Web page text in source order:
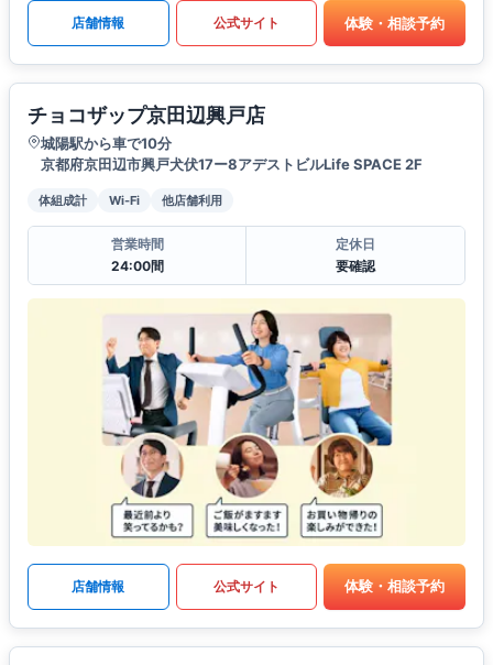
店舗情報 公式サイト 体験・相談予約
チョコザップ京田辺興戸店
城陽駅から車で10分
京都府京田辺市興戸犬伏17ー8アデストビルLife SPACE 2F
体組成計 Wi-Fi 他店舗利用
営業時間
24:00間
定休日
要確認
店舗情報 公式サイト 体験・相談予約